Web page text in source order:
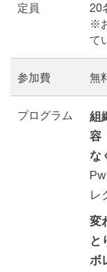
定員
20
※
て
参加費 無
プログラム
組
容
な
レ
変
と
ボ